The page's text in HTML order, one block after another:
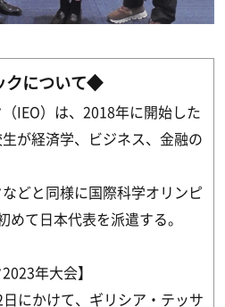
クについて◆
IEO）は、2018年に開始した
が経済学、ビジネス、金融の
どと同様に国際科学オリンピ
めて日本代表を派遣する。
年大会】
にかけて、ギリシア・テッサ